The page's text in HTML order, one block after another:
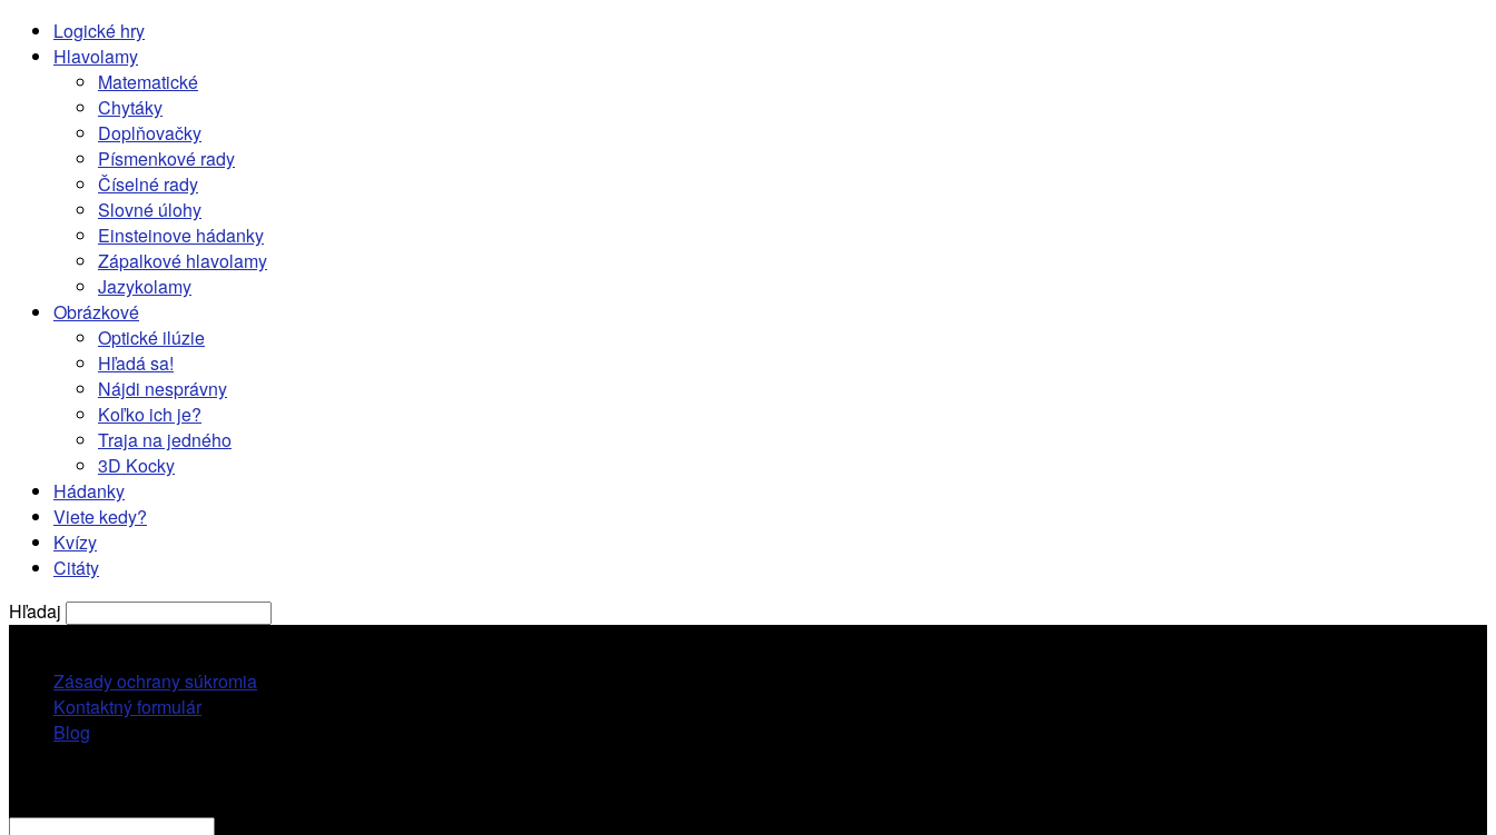
Logické hry
Hlavolamy
Matematické
Chytáky
Doplňovačky
Písmenkové rady
Číselné rady
Slovné úlohy
Einsteinove hádanky
Zápalkové hlavolamy
Jazykolamy
Obrázkové
Optické ilúzie
Hľadá sa!
Nájdi nesprávny
Koľko ich je?
Traja na jedného
3D Kocky
Hádanky
Viete kedy?
Kvízy
Citáty
Hľadaj
Zásady ochrany súkromia
Kontaktný formulár
Blog